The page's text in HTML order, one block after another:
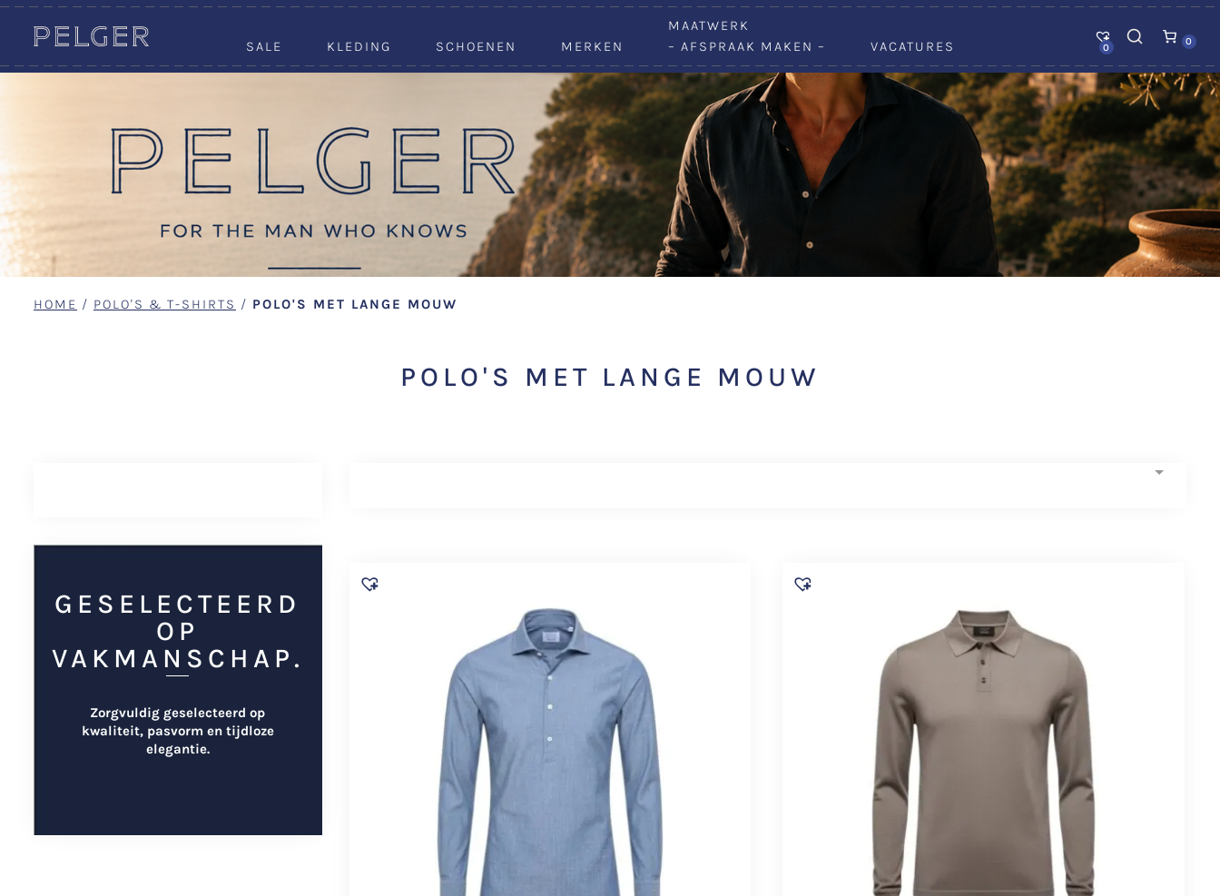
SALE KLEDING SCHOENEN MERKEN
MAATWERK
– AFSPRAAK MAKEN –
VACATURES 0 0
HOME / POLO'S & T-SHIRTS / POLO'S MET LANGE MOUW
POLO'S MET LANGE MOUW
GESELECTEERD
OP
VAKMANSCHAP.
Zorgvuldig geselecteerd op
kwaliteit, pasvorm en tijdloze
elegantie.